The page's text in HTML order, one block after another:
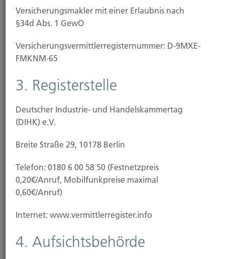
Hubert Brück KG
Kapellstraße 2
Versicherungsmakler mit einer Erlaubnis nach
§34d Abs. 1 GewO
Versicherungs­vermittler­registernummer: D-9MXE-
FMKNM-65
3. Registerstelle
Deutscher Industrie- und Handelskammertag
(DIHK) e.V.
Breite Straße 29, 10178 Berlin
Telefon: 0180 6 00 58 50 (Festnetzpreis
0,20€/Anruf, Mobilfunkpreise maximal
0,60€/Anruf)
Internet: www.vermittlerregister.info
4. Aufsichtsbehörde